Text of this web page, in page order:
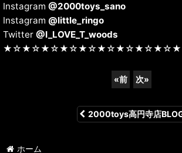
Instagram @2000toys_sano
Instagram @little_ringo
Twitter @I_LOVE_T_woods
«前 次»
2000toys高円寺店
ホーム